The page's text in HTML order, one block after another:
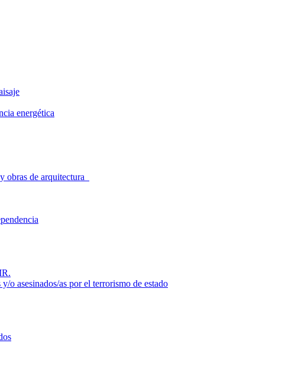
energética
obras de arquitectura
o asesinados/as por el terrorismo de estado